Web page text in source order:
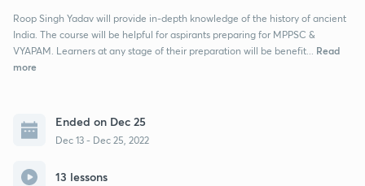
Roop Singh Yadav will provide in-depth knowledge of the history of ancient
India. The course will be helpful for aspirants preparing for MPPSC &
VYAPAM. Learners at any stage of their preparation will be benefit...
Read
more
Ended on Dec 25
Dec 13 - Dec 25, 2022
13 lessons